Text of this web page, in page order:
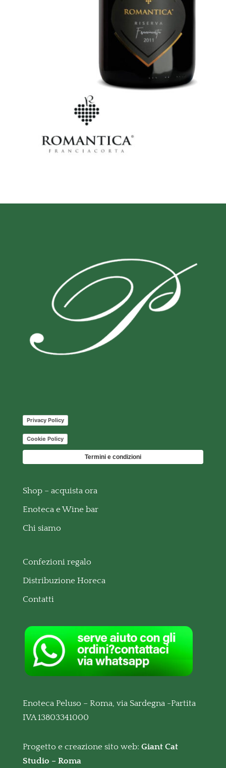
Privacy Policy
Cookie Policy
Termini e condizioni
Shop – acquista ora
Enoteca e Wine bar
Chi siamo
Confezioni regalo
Distribuzione Horeca
Contatti
Enoteca Peluso – Roma, via Sardegna -Partita
IVA 13803341000
Progetto e creazione sito web: Giant Cat
Studio – Roma